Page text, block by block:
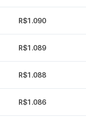
R$1.090
R$1.089
R$1.088
R$1.086